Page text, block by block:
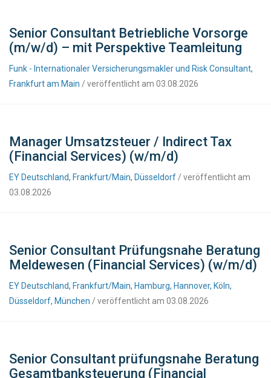
Senior Consultant Betriebliche Vorsorge
(m/w/d) – mit Perspektive Teamleitung
Funk - Internationaler Versicherungsmakler und Risk Consultant,
Frankfurt am Main / veröffentlicht am 03.08.2026
Manager Umsatzsteuer / Indirect Tax
(Financial Services) (w/m/d)
EY Deutschland, Frankfurt/Main, Düsseldorf / veröffentlicht am
03.08.2026
Senior Consultant Prüfungsnahe Beratung
Meldewesen (Financial Services) (w/m/d)
EY Deutschland, Frankfurt/Main, Hamburg, Hannover, Köln,
Düsseldorf, München / veröffentlicht am 03.08.2026
Senior Consultant prüfungsnahe Beratung
Gesamtbanksteuerung (Financial